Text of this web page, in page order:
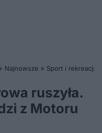
Najnowsze » Sport i rekreacja
ruszyła.
z Motoru